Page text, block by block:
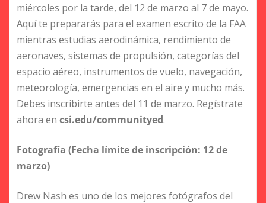
miércoles por la tarde, del 12 de marzo al 7 de mayo.
Aquí te prepararás para el examen escrito de la FAA
mientras estudias aerodinámica, rendimiento de
aeronaves, sistemas de propulsión, categorías del
espacio aéreo, instrumentos de vuelo, navegación,
meteorología, emergencias en el aire y mucho más.
Debes inscribirte antes del 11 de marzo. Regístrate
ahora en csi.edu/communityed.
Fotografía (Fecha límite de inscripción: 12 de
marzo)
Drew Nash es uno de los mejores fotógrafos del